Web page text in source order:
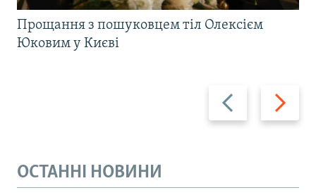
Назад Вперед
Прощання з пошуковцем тіл Олексієм
Юковим у Києві
ОСТАННІ НОВИНИ